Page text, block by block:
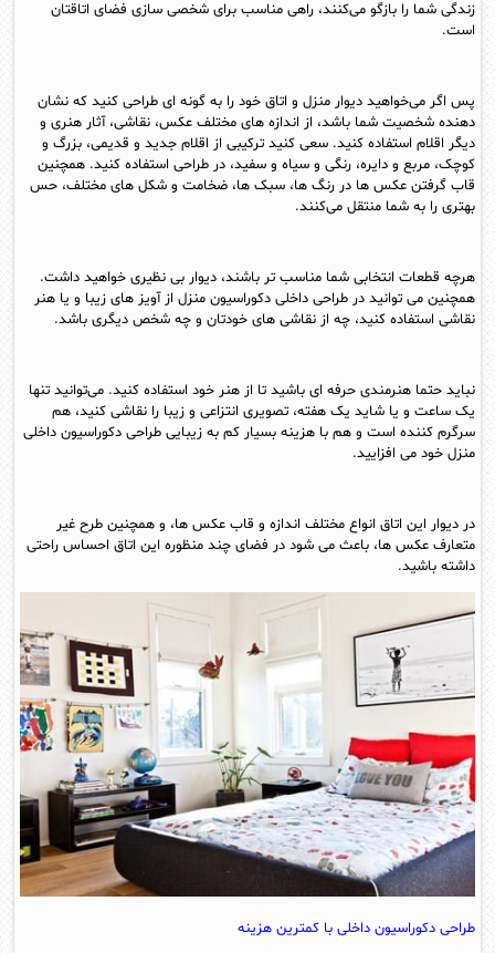
زندگی شما را بازگو می‌کنند، راهی مناسب برای شخصی سازی فضای اتاقتان
است.
پس اگر می‌خواهید دیوار منزل و اتاق خود را به گونه ای طراحی کنید که نشان
دهنده شخصیت شما باشد، از اندازه های مختلف عکس، نقاشی، آثار هنری و
دیگر اقلام استفاده کنید. سعی کنید ترکیبی از اقلام جدید و قدیمی، بزرگ و
کوچک، مربع و دایره، رنگی و سیاه و سفید، در طراحی استفاده کنید. همچنین
قاب گرفتن عکس ها در رنگ ها، سبک ها، ضخامت و شکل های مختلف، حس
بهتری را به شما منتقل می‌کنند.
هرچه قطعات انتخابی شما مناسب تر باشند، دیوار بی نظیری خواهید داشت.
همچنین می توانید در طراحی داخلی دکوراسیون منزل از آویز های زیبا و یا هنر
نقاشی استفاده کنید، چه از نقاشی های خودتان و چه شخص دیگری باشد.
نباید حتما هنرمندی حرفه ای باشید تا از هنر خود استفاده کنید. می‌توانید تنها
یک ساعت و یا شاید یک هفته، تصویری انتزاعی و زیبا را نقاشی کنید، هم
سرگرم کننده است و هم با هزینه بسیار کم به زیبایی طراحی دکوراسیون داخلی
منزل خود می افزایید.
در دیوار این اتاق انواع مختلف اندازه و قاب عکس ها، و همچنین طرح غیر
متعارف عکس ها، باعث می شود در فضای چند منظوره این اتاق احساس راحتی
داشته باشید.
طراحی دکوراسیون داخلی با کمترین هزینه